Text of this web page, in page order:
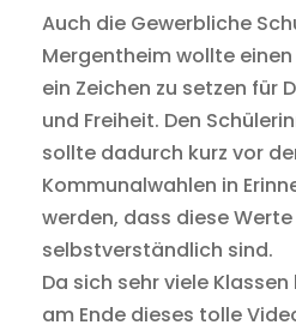
Auch die Gewerbliche
Mergentheim wollte
ein Zeichen zu setzen für
und Freiheit. Den
sollte dadurch kurz vor
Kommunalwahlen in
werden, dass diese
selbstverständlich sind.
Da sich sehr viele
am Ende dieses tolle